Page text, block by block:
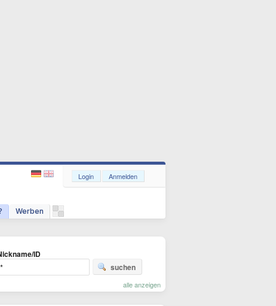
Werben
Login Anmelden
ID
suchen
alle anzeigen